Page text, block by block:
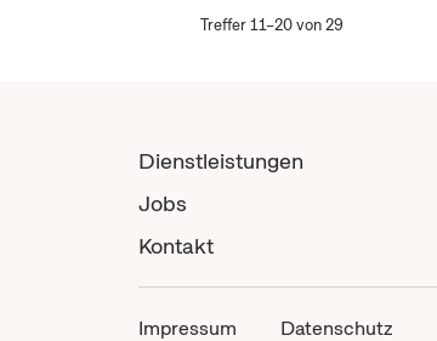
Treffer 11–20 von 29
Dienstleistungen
Jobs
Kontakt
Impressum Datenschutz